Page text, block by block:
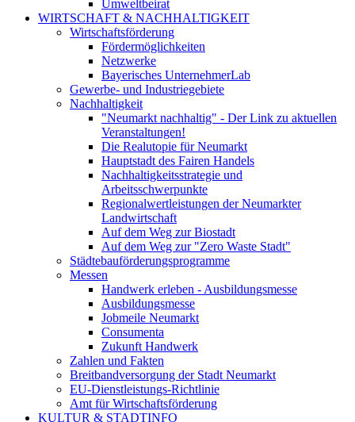
Umweltbeirat
WIRTSCHAFT & NACHHALTIGKEIT
Wirtschaftsförderung
Fördermöglichkeiten
Netzwerke
Bayerisches UnternehmerLab
Gewerbe- und Industriegebiete
Nachhaltigkeit
"Neumarkt nachhaltig" - Der Link zu aktuellen
Veranstaltungen!
Die Realutopie für Neumarkt
Hauptstadt des Fairen Handels
Nachhaltigkeitsstrategie und
Arbeitsschwerpunkte
Regionalwertleistungen der Neumarkter
Landwirtschaft
Auf dem Weg zur Biostadt
Auf dem Weg zur "Zero Waste Stadt"
Städtebauförderungsprogramme
Messen
Handwerk erleben - Ausbildungsmesse
Ausbildungsmesse
Jobmeile Neumarkt
Consumenta
Zukunft Handwerk
Zahlen und Fakten
Breitbandversorgung der Stadt Neumarkt
EU-Dienstleistungs-Richtlinie
Amt für Wirtschaftsförderung
KULTUR & STADTINFO